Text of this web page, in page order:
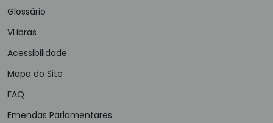
Glossário
VLibras
Acessibilidade
Mapa do Site
FAQ
Emendas Parlamentares